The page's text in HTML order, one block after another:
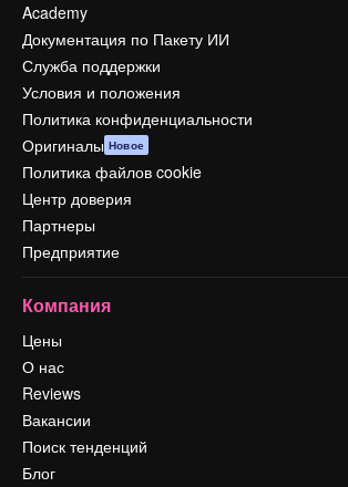
Academy
Документация по Пакету ИИ
Служба поддержки
Условия и положения
Политика конфиденциальности
Оригиналы Новое
Политика файлов cookie
Центр доверия
Партнеры
Предприятие
Компания
Цены
О нас
Reviews
Вакансии
Поиск тенденций
Блог